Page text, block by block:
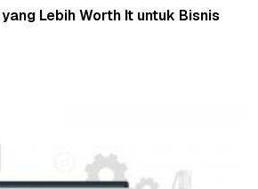
Lebih Worth It untuk Bisnis